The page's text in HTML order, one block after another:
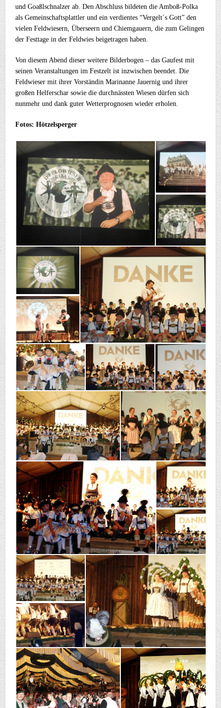
und Goaßlschnalzer ab. Den Abschluss bildeten die Amboß-Polka
als Gemeinschaftsplattler und ein verdientes “Vergelt´s Gott” den
vielen Feldwiesern, Überseern und Chiemgauern, die zum Gelingen
der Festtage in der Feldwies beigetragen haben.
Von diesem Abend dieser weitere Bilderbogen – das Gaufest mit
seinen Veranstaltungen im Festzelt ist inzwischen beendet. Die
Feldwieser mit ihrer Vorständin Marinanne Jauernig und ihrer
großen Helferschar sowie die durchnässten Wiesen dürfen sich
nunmehr und dank guter Wetterprognosen wieder erholen.
Fotos: Hötzelsperger